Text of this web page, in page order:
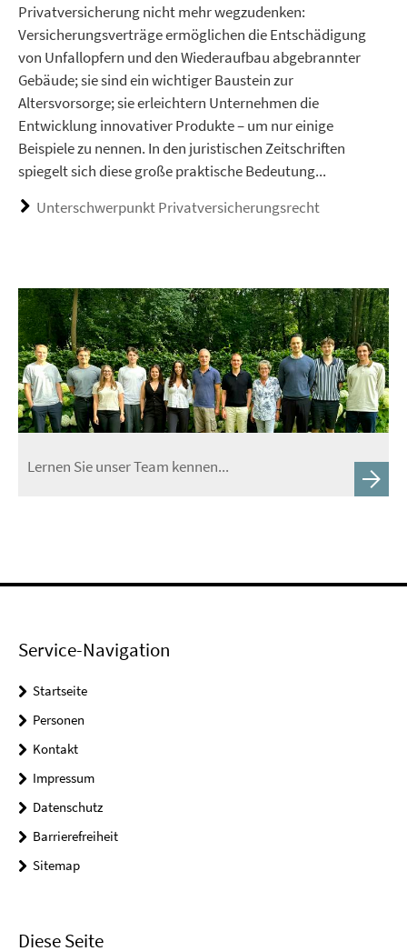
Privatversicherung nicht mehr wegzudenken:
Versicherungsverträge ermöglichen die Entschädigung
von Unfallopfern und den Wiederaufbau abgebrannter
Gebäude; sie sind ein wichtiger Baustein zur
Altersvorsorge; sie erleichtern Unternehmen die
Entwicklung innovativer Produkte – um nur einige
Beispiele zu nennen. In den juristischen Zeitschriften
spiegelt sich diese große praktische Bedeutung...
Unterschwerpunkt Privatversicherungsrecht
Lernen Sie unser Team kennen...
Service-Navigation
Startseite
Personen
Kontakt
Impressum
Datenschutz
Barrierefreiheit
Sitemap
Diese Seite